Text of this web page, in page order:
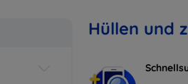
Hüllen und